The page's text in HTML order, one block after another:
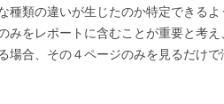
種類の違いが生じたのか特定できる
みをレポートに含むことが重要と考
合、その４ページのみを見るだけで